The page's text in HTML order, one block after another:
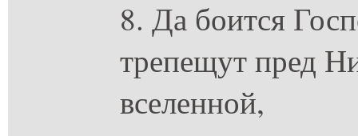
8. Да боится
трепещут пред
вселенной,